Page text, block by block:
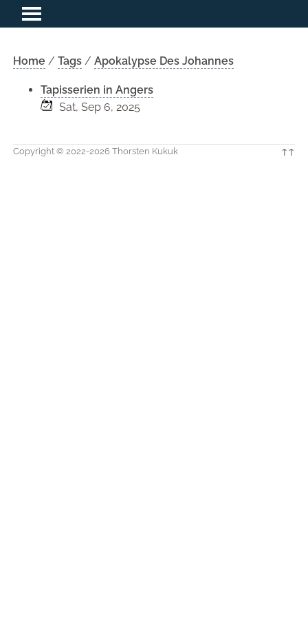
Home / Tags/ Apokalypse Des Johannes
Tapisserien in Angers
Sat, Sep 6, 2025
Copyright © 2022-2026 Thorsten Kukuk ↑↑